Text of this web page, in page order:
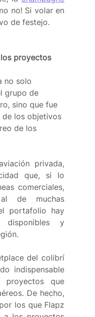
no! Si volar en
de festejo.
proyectos
no solo
grupo de
sino que fue
de los objetivos
de los
privada,
que, si lo
comerciales,
de muchas
portafolio hay
disponibles y
del colibrí
indispensable
proyectos que
De hecho,
los que Flapz